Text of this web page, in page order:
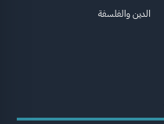
الدين والفلسفة